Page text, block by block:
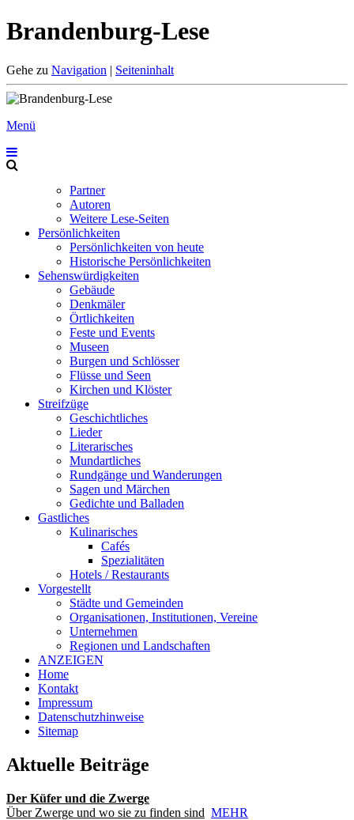
Brandenburg-Lese
Gehe zu Navigation | Seiteninhalt
Menü
Partner
Autoren
Weitere Lese-Seiten
Persönlichkeiten
Persönlichkeiten von heute
Historische Persönlichkeiten
Sehenswürdigkeiten
Gebäude
Denkmäler
Örtlichkeiten
Feste und Events
Museen
Burgen und Schlösser
Flüsse und Seen
Kirchen und Klöster
Streifzüge
Geschichtliches
Lieder
Literarisches
Mundartliches
Rundgänge und Wanderungen
Sagen und Märchen
Gedichte und Balladen
Gastliches
Kulinarisches
Cafés
Spezialitäten
Hotels / Restaurants
Vorgestellt
Städte und Gemeinden
Organisationen, Institutionen, Vereine
Unternehmen
Regionen und Landschaften
ANZEIGEN
Home
Kontakt
Impressum
Datenschutzhinweise
Sitemap
Aktuelle Beiträge
Der Küfer und die Zwerge
Über Zwerge und wo sie zu finden sind MEHR